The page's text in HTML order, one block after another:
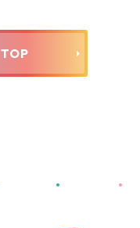
INFORMATION TOP